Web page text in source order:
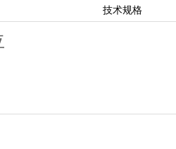
技术规格